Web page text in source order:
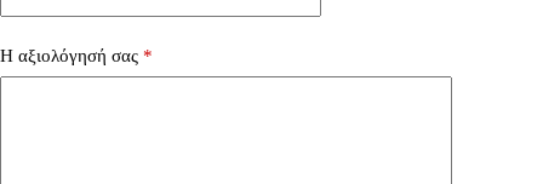
Η αξιολόγησή σας *